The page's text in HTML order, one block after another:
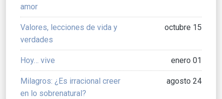
amor
Valores, lecciones de vida y
verdades
octubre 15
Hoy… vive enero 01
Milagros: ¿Es irracional creer
en lo sobrenatural?
agosto 24